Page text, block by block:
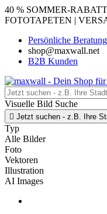
40 % SOMMER-
FOTOTAPETEN |
Persönliche
shop@maxwall.net
B2B Kunden
Visuelle Bild Suche
 Jetzt suchen - z.B. Ihre
Typ
Alle Bilder
Foto
Vektoren
Illustration
AI Images